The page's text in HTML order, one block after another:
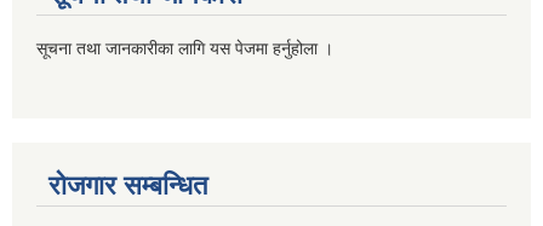
सूचना तथा जानकारीका लागि यस पेजमा हर्नुहोला ।
रोजगार सम्बन्धित